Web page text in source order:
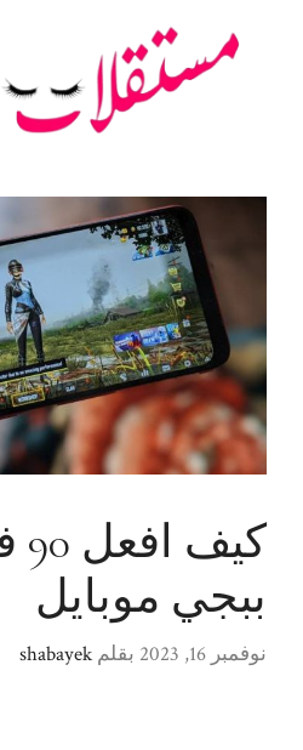
ببجي موبايل
نوفمبر 16, 2023 بقلمshabayek